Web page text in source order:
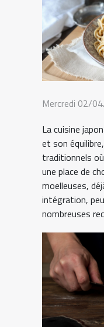
Mercredi 02/
La cuisine
et son
traditionnels
une place de
moelleuses,
intégration,
nombreuses